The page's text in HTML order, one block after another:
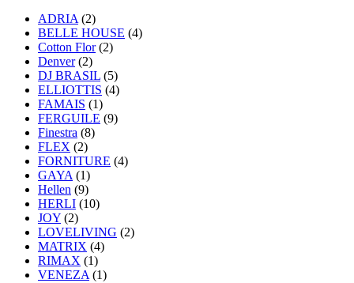
ADRIA (2)
BELLE HOUSE (4)
Cotton Flor (2)
Denver (2)
DJ BRASIL (5)
ELLIOTTIS (4)
FAMAIS (1)
FERGUILE (9)
Finestra (8)
FLEX (2)
FORNITURE (4)
GAYA (1)
Hellen (9)
HERLI (10)
JOY (2)
LOVELIVING (2)
MATRIX (4)
RIMAX (1)
VENEZA (1)